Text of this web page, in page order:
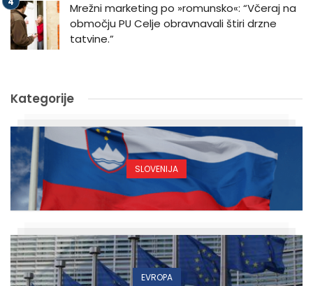
Mrežni marketing po »romunsko«: “Včeraj na
območju PU Celje obravnavali štiri drzne
tatvine.”
Kategorije
SLOVENIJA
EVROPA